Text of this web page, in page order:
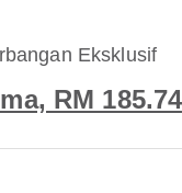
Eksklusif
RM 185.74